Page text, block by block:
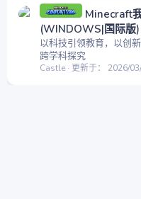
Minecraft
(WINDOWS|国际版)
以科技引领教育，以创
跨学科探究
Castle 更新于： 2026/